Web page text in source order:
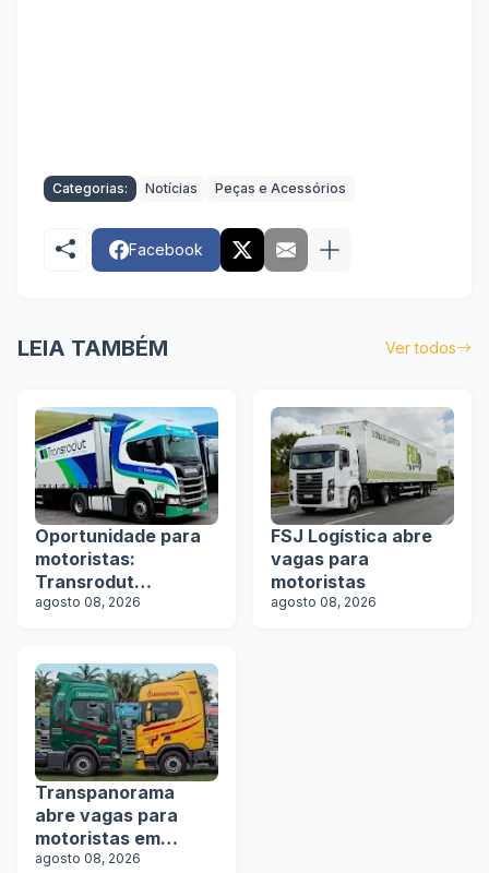
Categorias: Notícias Peças e Acessórios
Facebook
LEIA TAMBÉM Ver todos
Oportunidade para
motoristas:
Transrodut
Transportes abre
agosto 08, 2026
FSJ Logística abre
vagas para
motoristas
agosto 08, 2026
Transpanorama
abre vagas para
motoristas em
operação com
agosto 08, 2026